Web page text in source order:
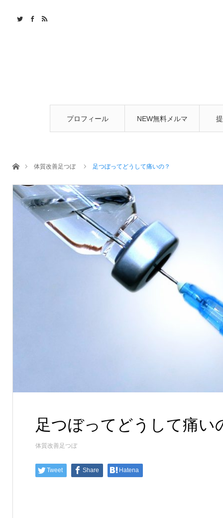
プロフィール NEW無料メルマ
ホーム体質改善足つぼ 足つぼってどうして痛いの？
足つぼってどうして痛い
体質改善足つぼ
Tweet Share Hatena